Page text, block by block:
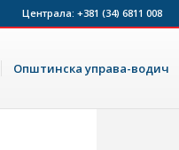
Централа: +381 (34) 6811 008
Општинска управа-водич